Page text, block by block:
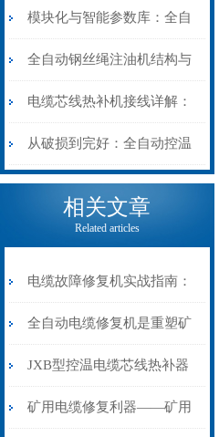
分指南：从“绝缘电
阻”到“波形特征”的精准诊
断逻辑
模块化与智能参数库：全自
动电缆修复机的快速换型逻
辑
全自动钢丝绳注油机结构与
工作原理：揭秘高效润滑的
机械密码
电缆芯线热补机接线详解：
从入门到精通
从破损到完好：全自动控温
电缆热补机的核心价值
相关文章
Related articles
电缆故障修复机实战指南：
从“盲测”到“精确定点”的三
步作业法
全自动电缆修复机是重塑矿
山电力动脉的“智能外科医
生”
JXB型控温电缆芯线热补器
安装与接线：精准修复的工
矿用电缆修复利器——矿用